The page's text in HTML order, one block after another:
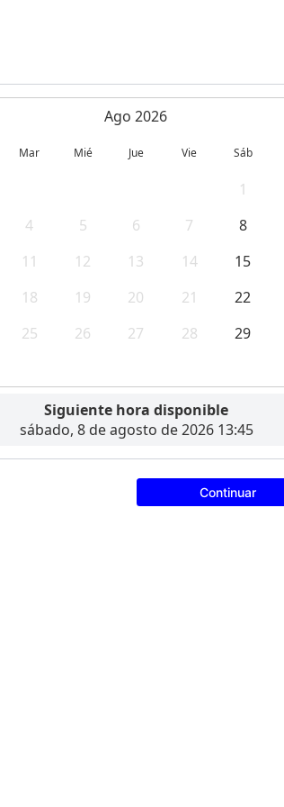
Ago 2026
Mar Mié Jue Vie Sáb
1
4 5 6 7 8
11 12 13 14 15
18 19 20 21 22
25 26 27 28 29
Siguiente hora disponible
sábado, 8 de agosto de 2026 13:45
Continuar